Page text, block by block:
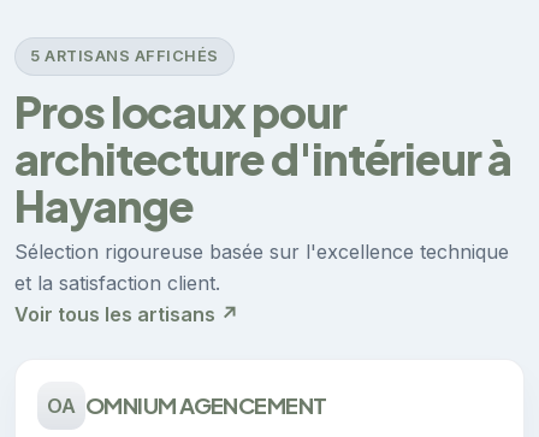
5 ARTISANS AFFICHÉS
Pros locaux pour
architecture d'intérieur à
Hayange
Sélection rigoureuse basée sur l'excellence technique
et la satisfaction client.
Voir tous les artisans ↗
OA OMNIUM AGENCEMENT